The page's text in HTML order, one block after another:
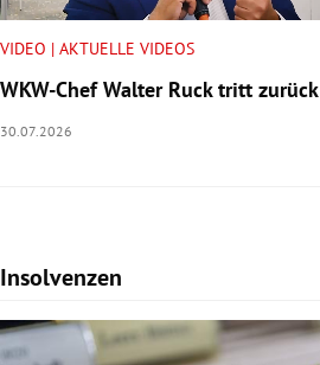
VIDEO | AKTUELLE VIDEOS
WKW-Chef Walter Ruck tritt zurück
30.07.2026
Insolvenzen
Slide 1 von 7